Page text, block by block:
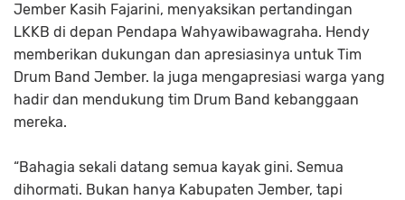
Jember Kasih Fajarini, menyaksikan pertandingan
LKKB di depan Pendapa Wahyawibawagraha. Hendy
memberikan dukungan dan apresiasinya untuk Tim
Drum Band Jember. Ia juga mengapresiasi warga yang
hadir dan mendukung tim Drum Band kebanggaan
mereka.
“Bahagia sekali datang semua kayak gini. Semua
dihormati. Bukan hanya Kabupaten Jember, tapi